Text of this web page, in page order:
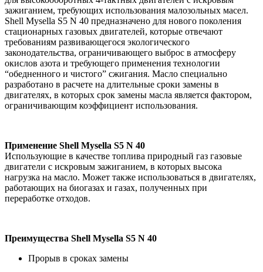
зажиганием, требующих использования малозольных масел.
Shell Mysella S5 N 40 предназначено для нового поколения
стационарных газовых двигателей, которые отвечают
требованиям развивающегося экологического
законодательства, ограничивающего выброс в атмосферу
окислов азота и требующего применения технологии
“обедненного и чистого” сжигания. Масло специально
разработано в расчете на длительные сроки замены в
двигателях, в которых срок замены масла является фактором,
ограничивающим коэффициент использования.
Применение Shell Mysella S5 N 40
Использующие в качестве топлива природный газ газовые
двигатели с искровым зажиганием, в которых высока
нагрузка на масло. Может также использоваться в двигателях,
работающих на биогазах и газах, полученных при
переработке отходов.
Преимущества Shell Mysella S5 N 40
Прорыв в сроках замены